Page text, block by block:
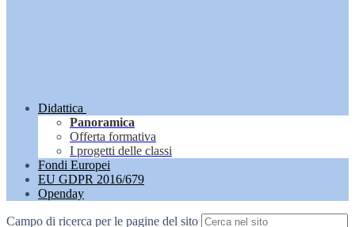
Didattica
Panoramica
Offerta formativa
I progetti delle classi
Fondi Europei
EU GDPR 2016/679
Openday
Campo di ricerca per le pagine del sito